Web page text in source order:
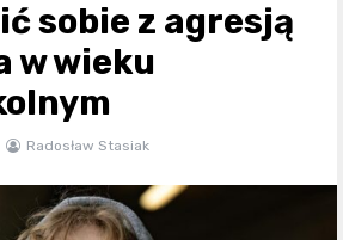
sobie z agresją
w wieku
Radosław Stasiak